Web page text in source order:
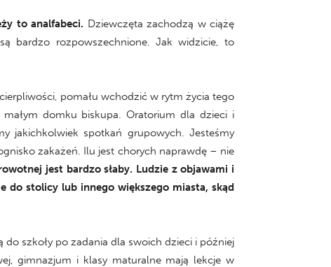
to analfabeci. Dziewczęta zachodzą w ciążę
bardzo rozpowszechnione. Jak widzicie, to
pomału wchodzić w rytm życia tego
domku biskupa. Oratorium dla dzieci i
jakichkolwiek spotkań grupowych. Jesteśmy
zakażeń. Ilu jest chorych naprawdę – nie
jest bardzo słaby. Ludzie z objawami i
do stolicy lub innego większego miasta, skąd
szkoły po zadania dla swoich dzieci i później
gimnazjum i klasy maturalne mają lekcje w